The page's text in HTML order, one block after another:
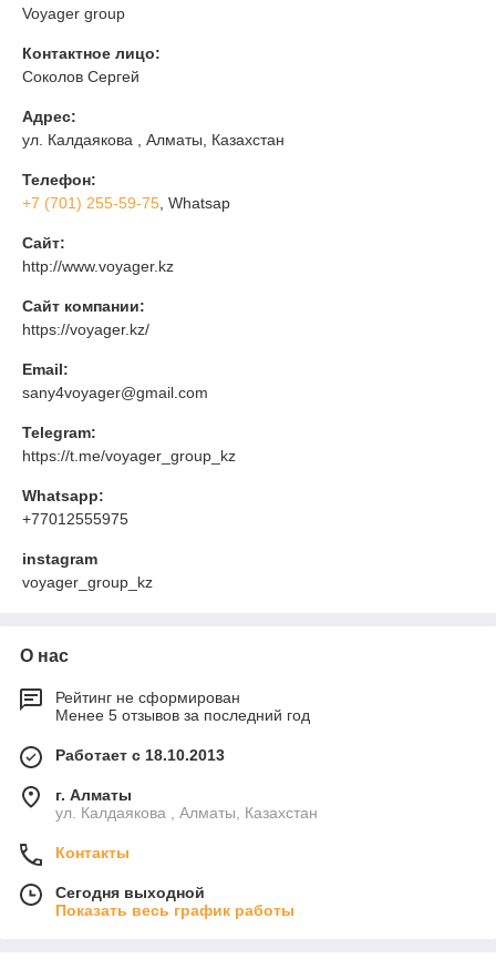
Voyager group
Контактное лицо:
Соколов Сергей
Адрес:
ул. Калдаякова , Алматы, Казахстан
Телефон:
+7 (701) 255-59-75 , Whatsap
Сайт:
http://www.voyager.kz
Сайт компании:
https://voyager.kz/
Email:
sany4voyager@gmail.com
Telegram:
https://t.me/voyager_group_kz
Whatsapp:
+77012555975
instagram
voyager_group_kz
О нас
Рейтинг не сформирован
Менее 5 отзывов за последний год
Работает с 18.10.2013
г. Алматы
ул. Калдаякова , Алматы, Казахстан
Контакты
Сегодня выходной
Показать весь график работы